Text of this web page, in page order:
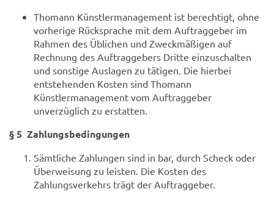
Thomann Künstlermanagement ist berechtigt, ohne
vorherige Rücksprache mit dem Auftraggeber im
Rahmen des Üblichen und Zweckmäßigen auf
Rechnung des Auftraggebers Dritte einzuschalten
und sonstige Auslagen zu tätigen. Die hierbei
entstehenden Kosten sind Thomann
Künstlermanagement vom Auftraggeber
unverzüglich zu erstatten.
§ 5 Zahlungsbedingungen
Sämtliche Zahlungen sind in bar, durch Scheck oder
Überweisung zu leisten. Die Kosten des
Zahlungsverkehrs trägt der Auftraggeber.